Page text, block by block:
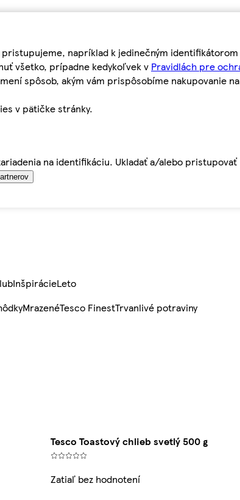
napríklad k jedinečným
všetko, prípadne kedykoľvek v Pravidlách pre
spôsob, akým vám prispôsobíme nakupovanie
v pätičke stránky.
na identifikáciu. Ukladať a/alebo
InšpirácieLeto
MrazenéTesco FinestTrvanlivé potraviny
Tesco Toastový chlieb svetlý 500 g
Zatiaľ bez hodnotení